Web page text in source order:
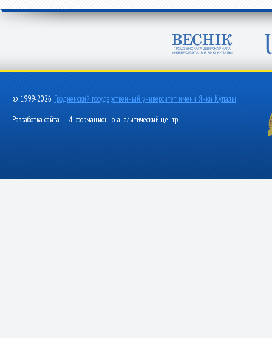
© 1999-2026, Гродненский государственный университет имени Янки Купалы
Разработка сайта — Информационно-аналитический центр